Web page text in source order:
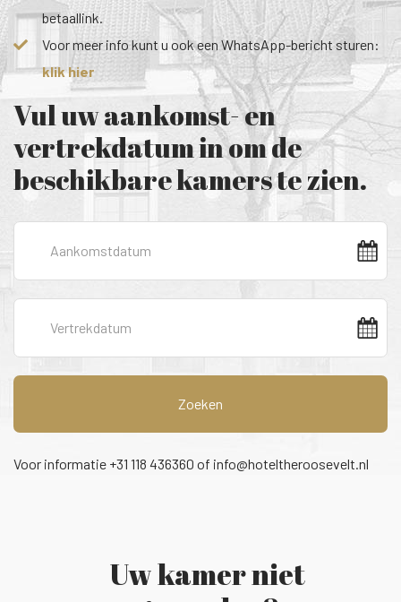
betaallink.
Voor meer info kunt u ook een WhatsApp-bericht sturen:
klik hier
Vul uw aankomst- en
vertrekdatum in om de
beschikbare kamers te zien.
Zoeken
Voor informatie +31 118 436360 of info@hoteltheroosevelt.nl
Uw kamer niet